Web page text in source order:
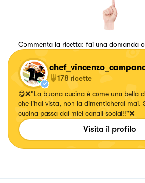
Commenta la ricetta: fai una domanda
178 ricette
😋❌"La buona cucina è come una bella
che l'hai vista, non la dimenticherai mai.
cucina passa dai miei canali social!!"❌
Visita il profilo